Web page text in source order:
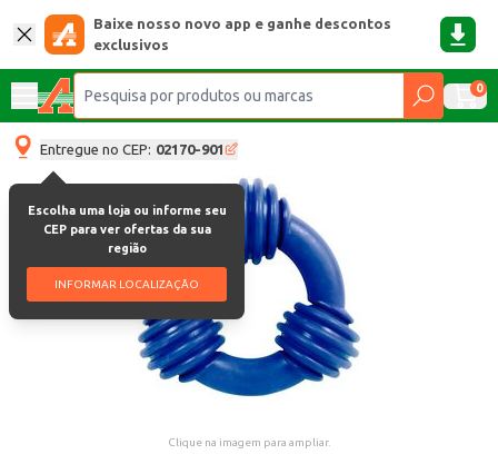
Baixe nosso novo app e ganhe descontos
exclusivos
0
Entregue no CEP: 02170-901
Escolha uma loja ou informe seu
CEP para ver ofertas da sua
região
INFORMAR LOCALIZAÇÃO
Clique na imagem para ampliar.